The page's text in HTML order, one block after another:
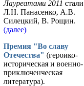
Лауреатами 2011 стали
Л.Н. Панасенко, А.В.
Силецкий, В. Рощин.
(далее)
Премия "Во славу
Отечества" (героико-
историческая и военно-
приключенческая
литература).